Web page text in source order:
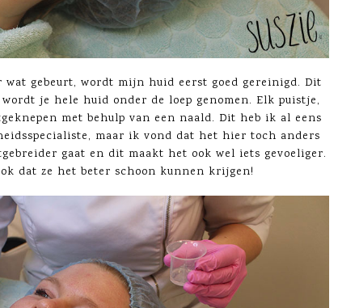
gebeurt, wordt mijn huid eerst goed gereinigd. Dit
je hele huid onder de loep genomen. Elk puistje,
met behulp van een naald. Dit heb ik al eens
maar ik vond dat het hier toch anders
gaat en dit maakt het ook wel iets gevoeliger.
dat ze het beter schoon kunnen krijgen!